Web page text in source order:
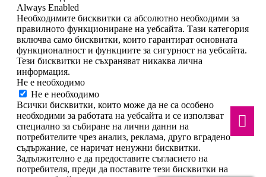
Необходимите бисквитки са абсолютно необходими за
правилното функциониране на уебсайта. Тази категория
включва само бисквитки, които гарантират основната
функционалност и функциите за сигурност на уебсайта.
Тези бисквитки не съхраняват никаква лична
информация.
Не е необходимо
Не е необходимо
Всички бисквитки, които може да не са особено
необходими за работата на уебсайта и се използват
специално за събиране на лични данни на
потребителите чрез анализ, реклама, друго вградено
съдържание, се наричат ​​ненужни бисквитки.
Задължително е да предоставите съгласието на
потребителя, преди да поставите тези бисквитки на
вашия уебсайт.